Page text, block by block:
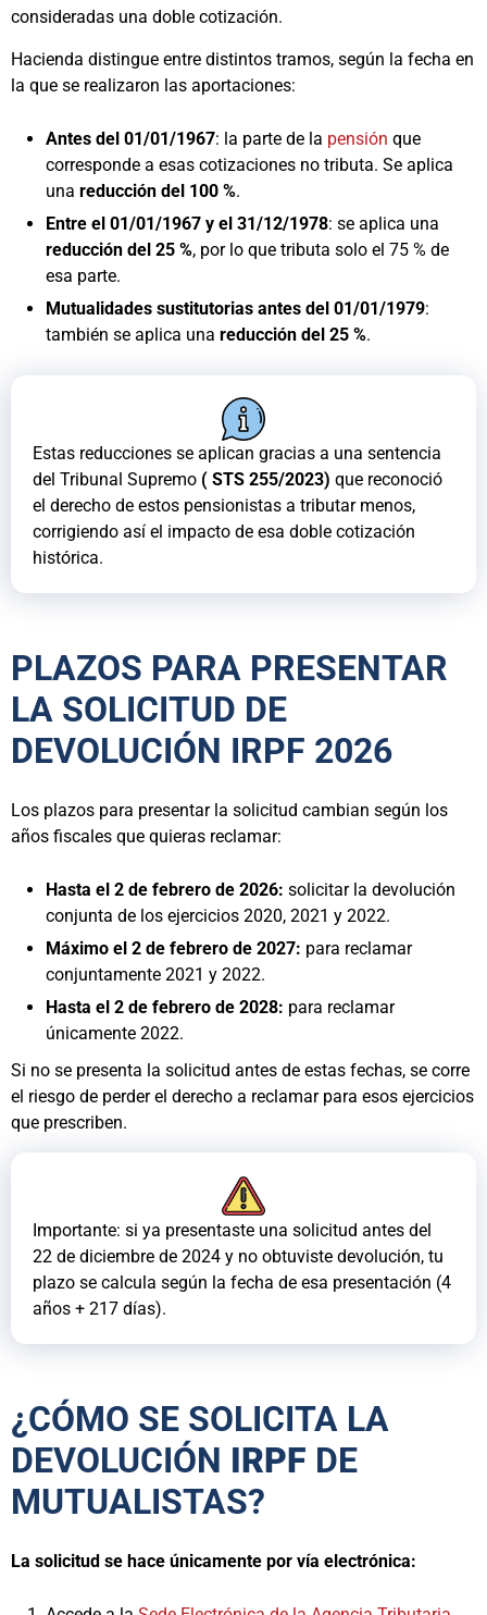
consideradas una doble cotización.
Hacienda distingue entre distintos tramos, según la fecha en
la que se realizaron las aportaciones:
Antes del 01/01/1967: la parte de la pensión que
corresponde a esas cotizaciones no tributa. Se aplica
una reducción del 100 %.
Entre el 01/01/1967 y el 31/12/1978: se aplica una
reducción del 25 %, por lo que tributa solo el 75 % de
esa parte.
Mutualidades sustitutorias antes del 01/01/1979:
también se aplica una reducción del 25 %.
Estas reducciones se aplican gracias a una sentencia
del Tribunal Supremo ( STS 255/2023) que reconoció
el derecho de estos pensionistas a tributar menos,
corrigiendo así el impacto de esa doble cotización
histórica.
PLAZOS PARA PRESENTAR
LA SOLICITUD DE
DEVOLUCIÓN IRPF 2026
Los plazos para presentar la solicitud cambian según los
años fiscales que quieras reclamar:
Hasta el 2 de febrero de 2026: solicitar la devolución
conjunta de los ejercicios 2020, 2021 y 2022.
Máximo el 2 de febrero de 2027: para reclamar
conjuntamente 2021 y 2022.
Hasta el 2 de febrero de 2028: para reclamar
únicamente 2022.
Si no se presenta la solicitud antes de estas fechas, se corre
el riesgo de perder el derecho a reclamar para esos ejercicios
que prescriben.
Importante: si ya presentaste una solicitud antes del
22 de diciembre de 2024 y no obtuviste devolución, tu
plazo se calcula según la fecha de esa presentación (4
años + 217 días).
¿CÓMO SE SOLICITA LA
DEVOLUCIÓN IRPF DE
MUTUALISTAS?
La solicitud se hace únicamente por vía electrónica: